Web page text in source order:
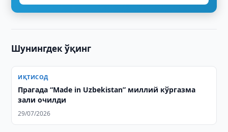
Шунингдек ўқинг
ИҚТИСОД
Прагада “Made in Uzbekistan” миллий кўргазма
зали очилди
29/07/2026